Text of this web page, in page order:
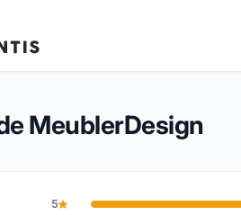
MeublerDesign
5